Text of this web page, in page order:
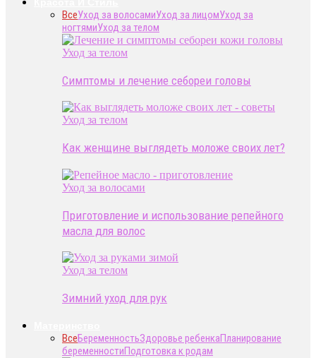
ВсеУход за волосамиУход за лицомУход за
ногтямиУход за телом
Уход за телом
Симптомы и лечение себореи головы
Уход за телом
Как женщине выглядеть моложе своих лет?
Уход за волосами
Приготовление и использование репейного
масла для волос
Уход за телом
Зимний уход для рук
ВсеБеременностьЗдоровье ребенкаПланирование
беременностиПодготовка к родам